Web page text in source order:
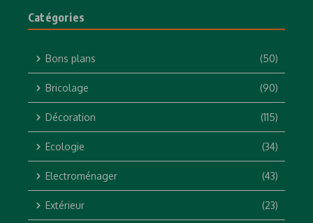
Catégories
Bons plans (50)
Bricolage (90)
Décoration (115)
Ecologie (34)
Electroménager (43)
Extérieur (23)